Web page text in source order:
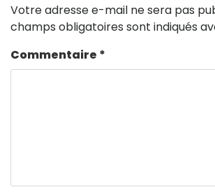
Votre adresse e-mail ne sera pas
champs obligatoires sont indiqués
Commentaire *